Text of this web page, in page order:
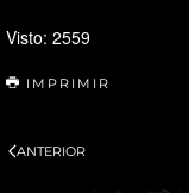
Visto: 2559
IMPRIMIR
ANTERIOR